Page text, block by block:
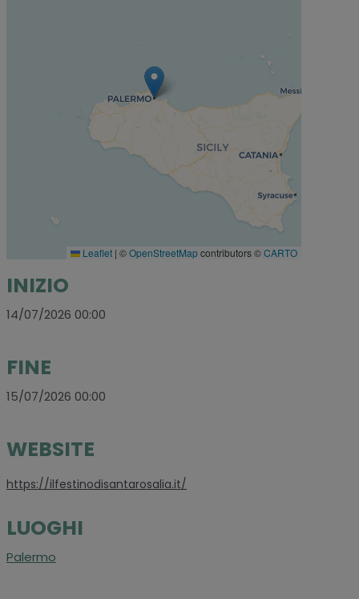
Leaflet | ©OpenStreetMapcontributors ©CARTO
INIZIO
14/07/2026 00:00
FINE
15/07/2026 00:00
WEBSITE
https://ilfestinodisantarosalia.it/
LUOGHI
Palermo